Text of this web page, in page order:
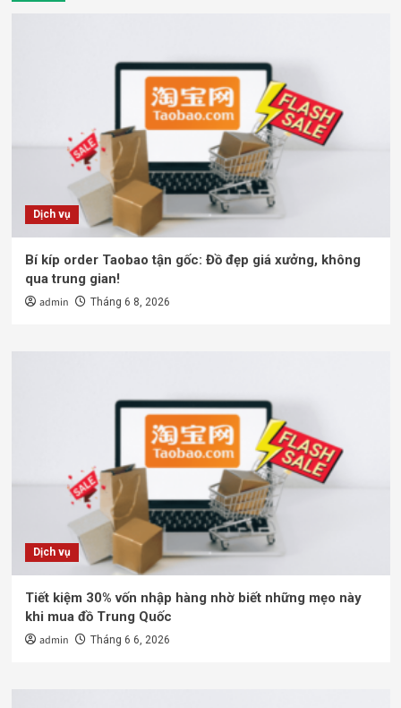
Dịch vụ
Bí kíp order Taobao tận gốc: Đồ đẹp giá xưởng, không
qua trung gian!
admin Tháng 6 8, 2026
Dịch vụ
Tiết kiệm 30% vốn nhập hàng nhờ biết những mẹo này
khi mua đồ Trung Quốc
admin Tháng 6 6, 2026